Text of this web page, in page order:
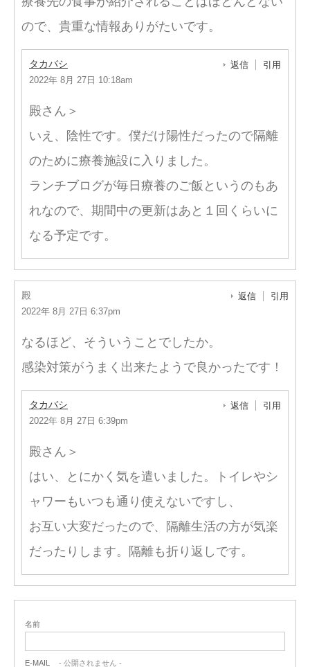
ので、貴重な情報ありがたいです。
タカバシ
2022年 8月 27日 10:18am
返信 引用
殿さん＞
いえ、陰性です。僕だけ陽性だったので隔離
のために療養施設に入りました。
ランチブログが毎日療養のご飯というのもあ
れなので、期間中の更新はあと１回くらいに
なる予定です。
殿
2022年 8月 27日 6:37pm
返信 引用
なるほど、そういうことでしたか。
感染対策がうまく出来たようで良かったです！
タカバシ
2022年 8月 27日 6:39pm
返信 引用
殿さん＞
はい、とにかく気を遣いました。トイレやシ
ャワーもいつも通り使えないですし、
お互い大変だったので、隔離生活の方が気楽
だったりします。隔離も折り返しです。
名前
E-MAIL - 公開されません -